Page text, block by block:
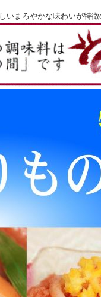
いまろやかな味わいが特